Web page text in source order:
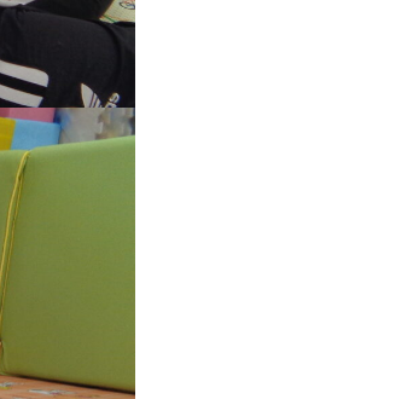
1歳・2歳親子登園［マリポサクラス ]